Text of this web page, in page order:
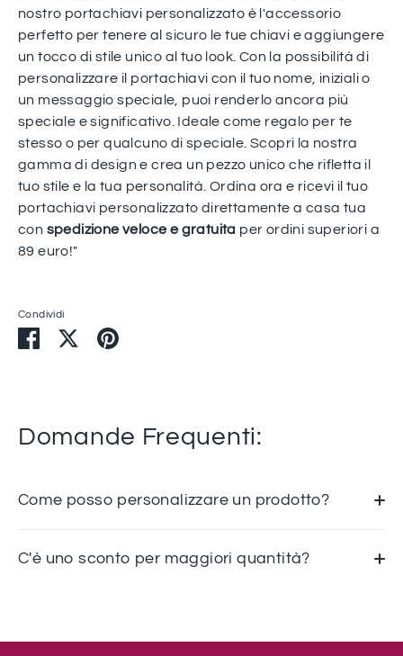
nostro portachiavi personalizzato è l'accessorio
perfetto per tenere al sicuro le tue chiavi e aggiungere
un tocco di stile unico al tuo look. Con la possibilità di
personalizzare il portachiavi con il tuo nome, iniziali o
un messaggio speciale, puoi renderlo ancora più
speciale e significativo. Ideale come regalo per te
stesso o per qualcuno di speciale. Scopri la nostra
gamma di design e crea un pezzo unico che rifletta il
tuo stile e la tua personalità. Ordina ora e ricevi il tuo
portachiavi personalizzato direttamente a casa tua
con spedizione veloce e gratuita per ordini superiori a
89 euro!"
Condividi
CondividiCondividiCondividi
Domande Frequenti:
Come posso personalizzare un prodotto?
C'è uno sconto per maggiori quantità?